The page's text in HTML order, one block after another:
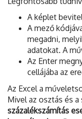
A képlet
A mező
megadni,
adatokat. A
Az Enter
cellájába az
Az Excel a
Mivel az osztás és
százalékszámítás